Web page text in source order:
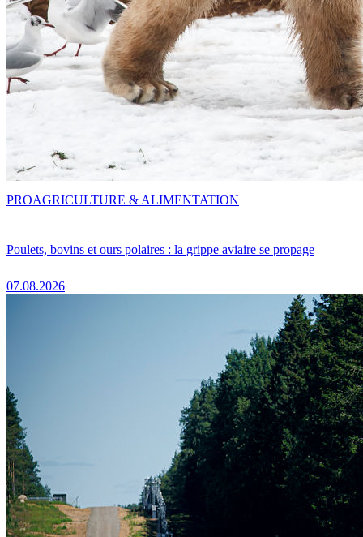
Poulets, bovins et ours polaires : la grippe aviaire se propage
07.08.2026
PROAGRICULTURE & ALIMENTATION